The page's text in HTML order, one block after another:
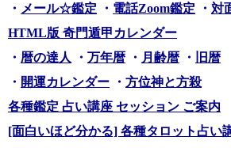
・ メール☆鑑定 ・ 電話Zoom鑑定 ・ 対
HTML版 奇門遁甲カレンダー
・ 暦の達人 ・ 万年暦 ・ 月齢暦 ・
旧暦
・ 開運カレンダー ・ 方位神と方殺
各種鑑定 占い講座 セッション ご案内
[面白いほど分かる] 各種タロット占い